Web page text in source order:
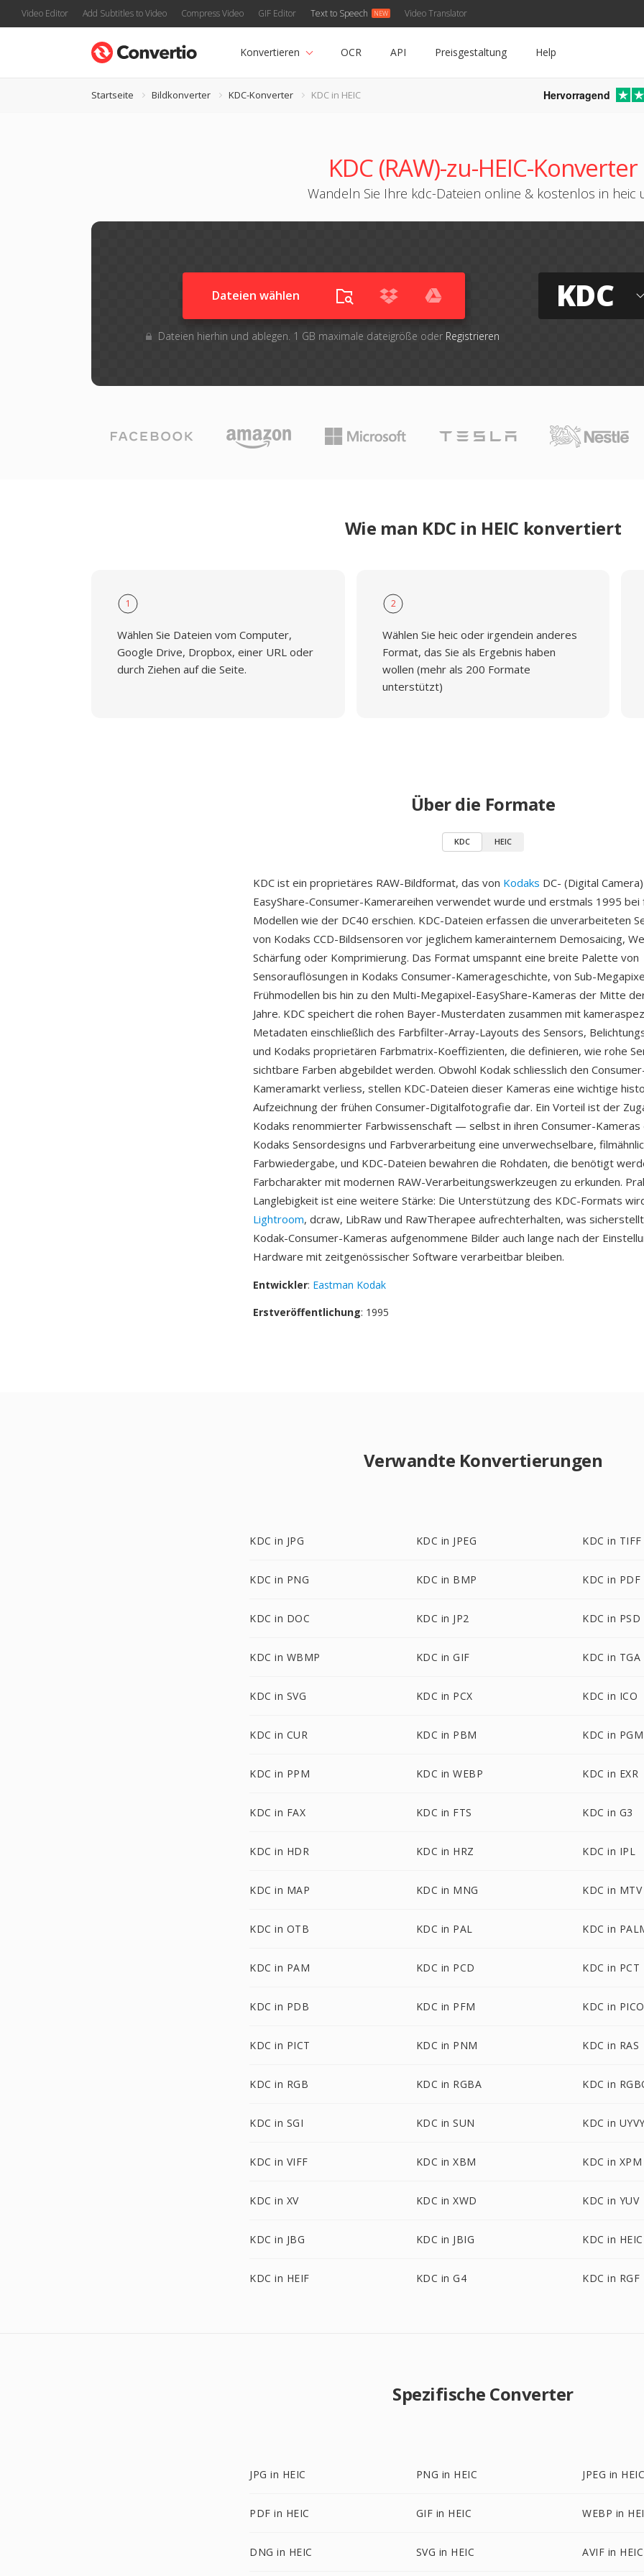
Video Editor Add Subtitles to Video Compress Video GIF Editor Text to Speech Video Translator
Konvertieren OCR API Preisgestaltung Help
Startseite Bildkonverter KDC-Konverter KDC in HEIC Hervorragend
KDC (RAW)-zu-HEIC-Konverter
Wandeln Sie Ihre kdc-Dateien online & kostenlos in heic
Dateien wählen
Dateien hierhin und ablegen. 1 GB maximale dateigröße oder Registrieren
KDC
Wie man KDC in HEIC konvertiert
1
Wählen Sie Dateien vom Computer,
Google Drive, Dropbox, einer URL oder
durch Ziehen auf die Seite.
2
Wählen Sie heic oder irgendein anderes
Format, das Sie als Ergebnis haben
wollen (mehr als 200 Formate
unterstützt)
Über die Formate
KDC HEIC
KDC ist ein proprietäres RAW-Bildformat, das von Kodaks DC- (Digital
EasyShare-Consumer-Kamerareihen verwendet wurde und erstmals 1995 bei
Modellen wie der DC40 erschien. KDC-Dateien erfassen die unverarbeiteten
von Kodaks CCD-Bildsensoren vor jeglichem kamerainternem Demosaicing,
Schärfung oder Komprimierung. Das Format umspannt eine breite Palette von
Sensorauflösungen in Kodaks Consumer-Kamerageschichte, von Sub-
Frühmodellen bis hin zu den Multi-Megapixel-EasyShare-Kameras der Mitte
Jahre. KDC speichert die rohen Bayer-Musterdaten zusammen mit
Metadaten einschließlich des Farbfilter-Array-Layouts des Sensors,
und Kodaks proprietären Farbmatrix-Koeffizienten, die definieren, wie rohe
sichtbare Farben abgebildet werden. Obwohl Kodak schliesslich den
Kameramarkt verliess, stellen KDC-Dateien dieser Kameras eine wichtige
Aufzeichnung der frühen Consumer-Digitalfotografie dar. Ein Vorteil ist der
Kodaks renommierter Farbwissenschaft — selbst in ihren Consumer-
Kodaks Sensordesigns und Farbverarbeitung eine unverwechselbare,
Farbwiedergabe, und KDC-Dateien bewahren die Rohdaten, die benötigt
Farbcharakter mit modernen RAW-Verarbeitungswerkzeugen zu erkunden.
Langlebigkeit ist eine weitere Stärke: Die Unterstützung des KDC-Formats
Lightroom, dcraw, LibRaw und RawTherapee aufrechterhalten, was
Kodak-Consumer-Kameras aufgenommene Bilder auch lange nach der
Hardware mit zeitgenössischer Software verarbeitbar bleiben.
Entwickler: Eastman Kodak
Erstveröffentlichung: 1995
Verwandte Konvertierungen
KDC in JPG KDC in JPEG KDC in TIFF
KDC in PNG KDC in BMP KDC in PDF
KDC in DOC KDC in JP2 KDC in PSD
KDC in WBMP KDC in GIF KDC in TGA
KDC in SVG KDC in PCX KDC in ICO
KDC in CUR KDC in PBM KDC in PGM
KDC in PPM KDC in WEBP KDC in EXR
KDC in FAX KDC in FTS KDC in G3
KDC in HDR KDC in HRZ KDC in IPL
KDC in MAP KDC in MNG KDC in MTV
KDC in OTB KDC in PAL KDC in
KDC in PAM KDC in PCD KDC in PCT
KDC in PDB KDC in PFM KDC in
KDC in PICT KDC in PNM KDC in RAS
KDC in RGB KDC in RGBA KDC in
KDC in SGI KDC in SUN KDC in
KDC in VIFF KDC in XBM KDC in XPM
KDC in XV KDC in XWD KDC in YUV
KDC in JBG KDC in JBIG KDC in HEIC
KDC in HEIF KDC in G4 KDC in RGF
Spezifische Converter
JPG in HEIC PNG in HEIC JPEG in
PDF in HEIC GIF in HEIC WEBP in
DNG in HEIC SVG in HEIC AVIF in HEIC